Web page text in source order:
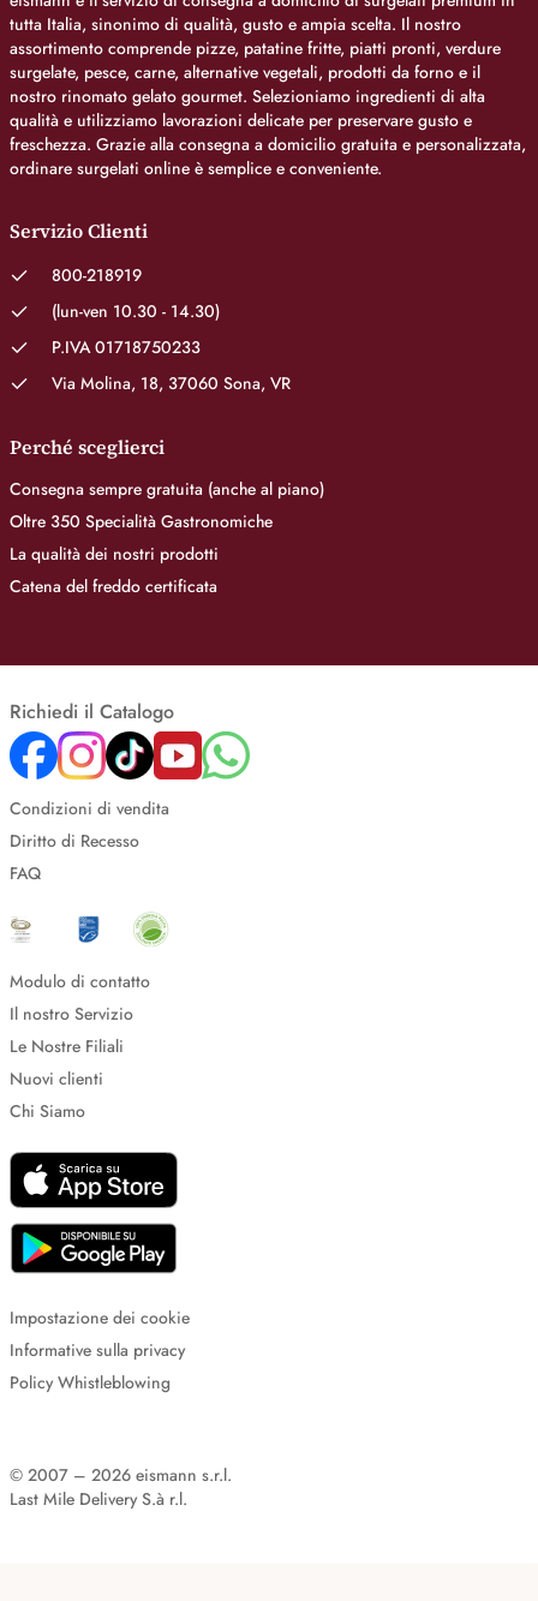
tutta Italia, sinonimo di qualità, gusto e ampia scelta. Il nostro
assortimento comprende pizze, patatine fritte, piatti pronti, verdure
surgelate, pesce, carne, alternative vegetali, prodotti da forno e il
nostro rinomato gelato gourmet. Selezioniamo ingredienti di alta
qualità e utilizziamo lavorazioni delicate per preservare gusto e
freschezza. Grazie alla consegna a domicilio gratuita e personalizzata,
ordinare surgelati online è semplice e conveniente.
Servizio Clienti
800-218919
(lun-ven 10.30 - 14.30)
P.IVA 01718750233
Via Molina, 18, 37060 Sona, VR
Perché sceglierci
Consegna sempre gratuita (anche al piano)
Oltre 350 Specialità Gastronomiche
La qualità dei nostri prodotti
Catena del freddo certificata
Richiedi il Catalogo
Condizioni di vendita
Diritto di Recesso
FAQ
Modulo di contatto
Il nostro Servizio
Le Nostre Filiali
Nuovi clienti
Chi Siamo
Impostazione dei cookie
Informative sulla privacy
Policy Whistleblowing
© 2007 – 2026 eismann s.r.l.
Last Mile Delivery S.à r.l.